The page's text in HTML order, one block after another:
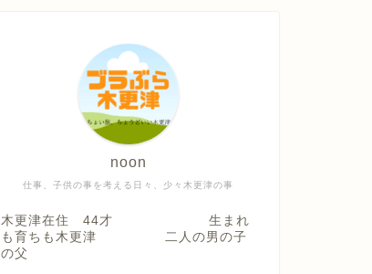
仕事、子供の事を考える日々、少々木更津の事
noon
木更津在住 44才 生まれ
も育ちも木更津 二人の男の子
の父